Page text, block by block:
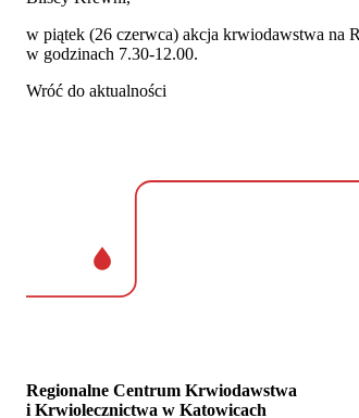
w piątek (26 czerwca) akcja krwiodawstwa na
w godzinach 7.30-12.00.
Wróć do aktualności
Regionalne Centrum Krwiodawstwa
i Krwiolecznictwa w Katowicach